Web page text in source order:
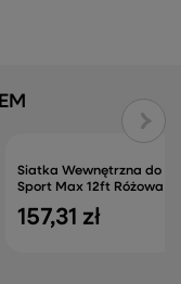
Siatka Wewnętrzna do
Sport Max 12ft Różowa
157,31 zł